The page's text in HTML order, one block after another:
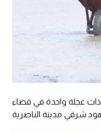
ذات عجلة واحدة في قضاء
شرقي مدينة الناصرية